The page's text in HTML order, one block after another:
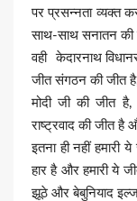
पर प्रसन्नता व्यक्त
साथ-साथ सनातन की
वही केदारनाथ
जीत संगठन की जीत है,
मोदी जी की जीत है,
राष्ट्रवाद की जीत है
इतना ही नहीं हमारी
हार है और हमारी ये
झूठे और बेबुनियाद